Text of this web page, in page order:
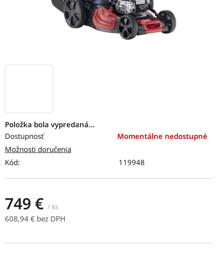
Položka bola vypredaná…
Dostupnosť
Momentálne nedostupné
Možnosti doručenia
Kód:
119948
749 € / ks
608,94 € bez DPH